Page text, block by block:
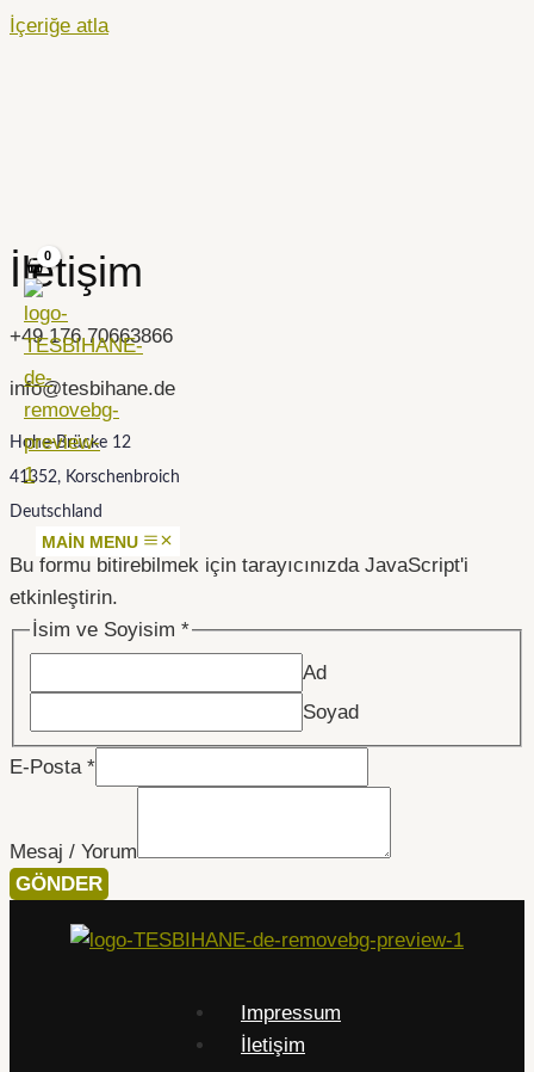
İçeriğe atla
MAIN MENU
İletişim
+49 176 70663866
info@tesbihane.de
Hohe-Brücke 12
41352, Korschenbroich
Deutschland
Bu formu bitirebilmek için tarayıcınızda JavaScript'i
etkinleştirin.
İsim ve Soyisim *
Ad
Soyad
E-Posta *
Mesaj / Yorum
GÖNDER
Impressum
İletişim